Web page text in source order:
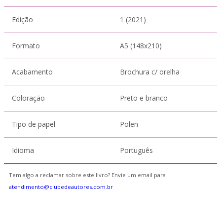
Edição 1 (2021)
Formato A5 (148x210)
Acabamento Brochura c/ orelha
Coloração Preto e branco
Tipo de papel Polen
Idioma Português
Tem algo a reclamar sobre este livro? Envie um email para
atendimento@clubedeautores.com.br